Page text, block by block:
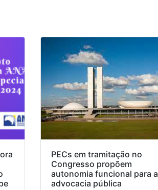
PECs em tramitação no
Congresso propõem
autonomia funcional para a
advocacia pública